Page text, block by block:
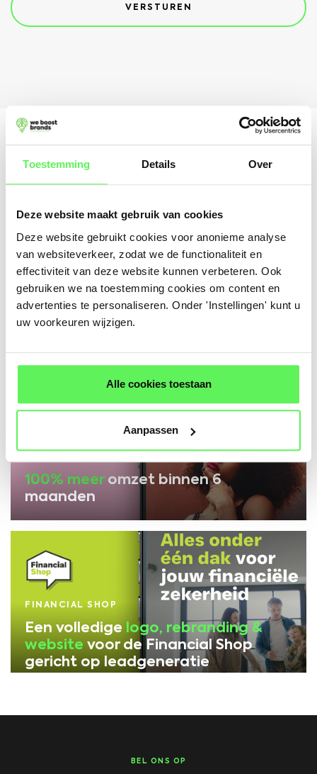
Toestemming Details Over
Deze website maakt gebruik van cookies
Deze website gebruikt cookies voor anonieme analyse
van websiteverkeer, zodat we de functionaliteit en
effectiviteit van deze website kunnen verbeteren. Ook
gebruiken we na toestemming cookies om content en
advertenties te personaliseren. Onder 'Instellingen' kunt u
uw voorkeuren wijzigen.
Alle cookies toestaan
Aanpassen
Deze bedrijven gaven we
al een boost!
KEUKENS-SPUITEN.NL
+1460% offerte aanvragen
100% meer omzet binnen 6
maanden
FINANCIAL SHOP
Een volledige logo, rebranding &
website voor de Financial Shop
gericht op leadgeneratie
BEL ONS OP